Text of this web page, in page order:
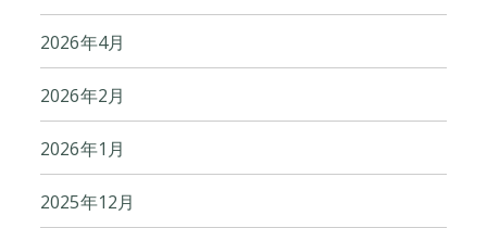
2026年4月
2026年2月
2026年1月
2025年12月